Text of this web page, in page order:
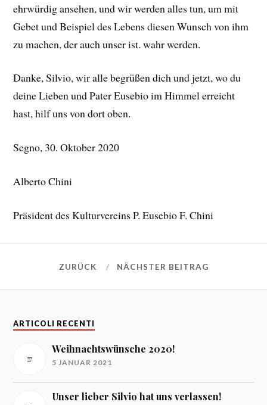
ehrwürdig ansehen, und wir werden alles tun, um mit
Gebet und Beispiel des Lebens diesen Wunsch von ihm
zu machen, der auch unser ist. wahr werden.
Danke, Silvio, wir alle begrüßen dich und jetzt, wo du
deine Lieben und Pater Eusebio im Himmel erreicht
hast, hilf uns von dort oben.
Segno, 30. Oktober 2020
Alberto Chini
Präsident des Kulturvereins P. Eusebio F. Chini
ZURÜCK NÄCHSTER BEITRAG
ARTICOLI RECENTI
Weihnachtswünsche 2020!
5 JANUAR 2021
Unser lieber Silvio hat uns verlassen!